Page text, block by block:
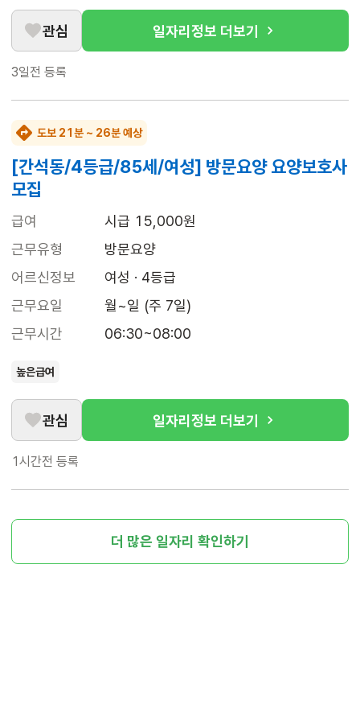
관심 일자리정보 더보기
3일전 등록
도보 21분 ~ 26분 예상
[간석동/4등급/85세/여성] 방문요양 요양보호사
모집
급여
시급 15,000원
근무유형
방문요양
어르신정보
여성 · 4등급
근무요일
월~일 (주 7일)
근무시간
06:30~08:00
높은급여
관심 일자리정보 더보기
1시간전 등록
더 많은 일자리 확인하기